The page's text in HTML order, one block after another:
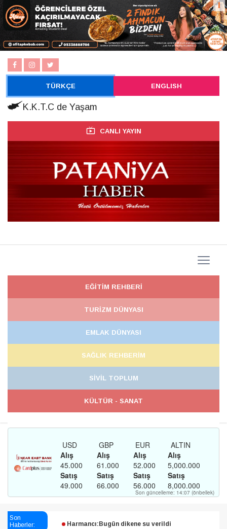
TÜRKÇE ENGLISH
K.K.T.C de Yaşam
CANLI YAYIN
EĞİTİM REHBERİ
TURİZM DÜNYASI
EMLAK DÜNYASI
SAĞLIK REHBERİM
SİVİL TOPLUM
KÜLTÜR - SANAT
Son
Haberler: